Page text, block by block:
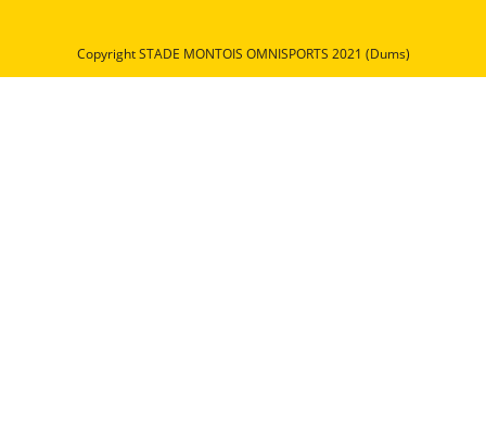
Copyright STADE MONTOIS OMNISPORTS 2021 (Dums)